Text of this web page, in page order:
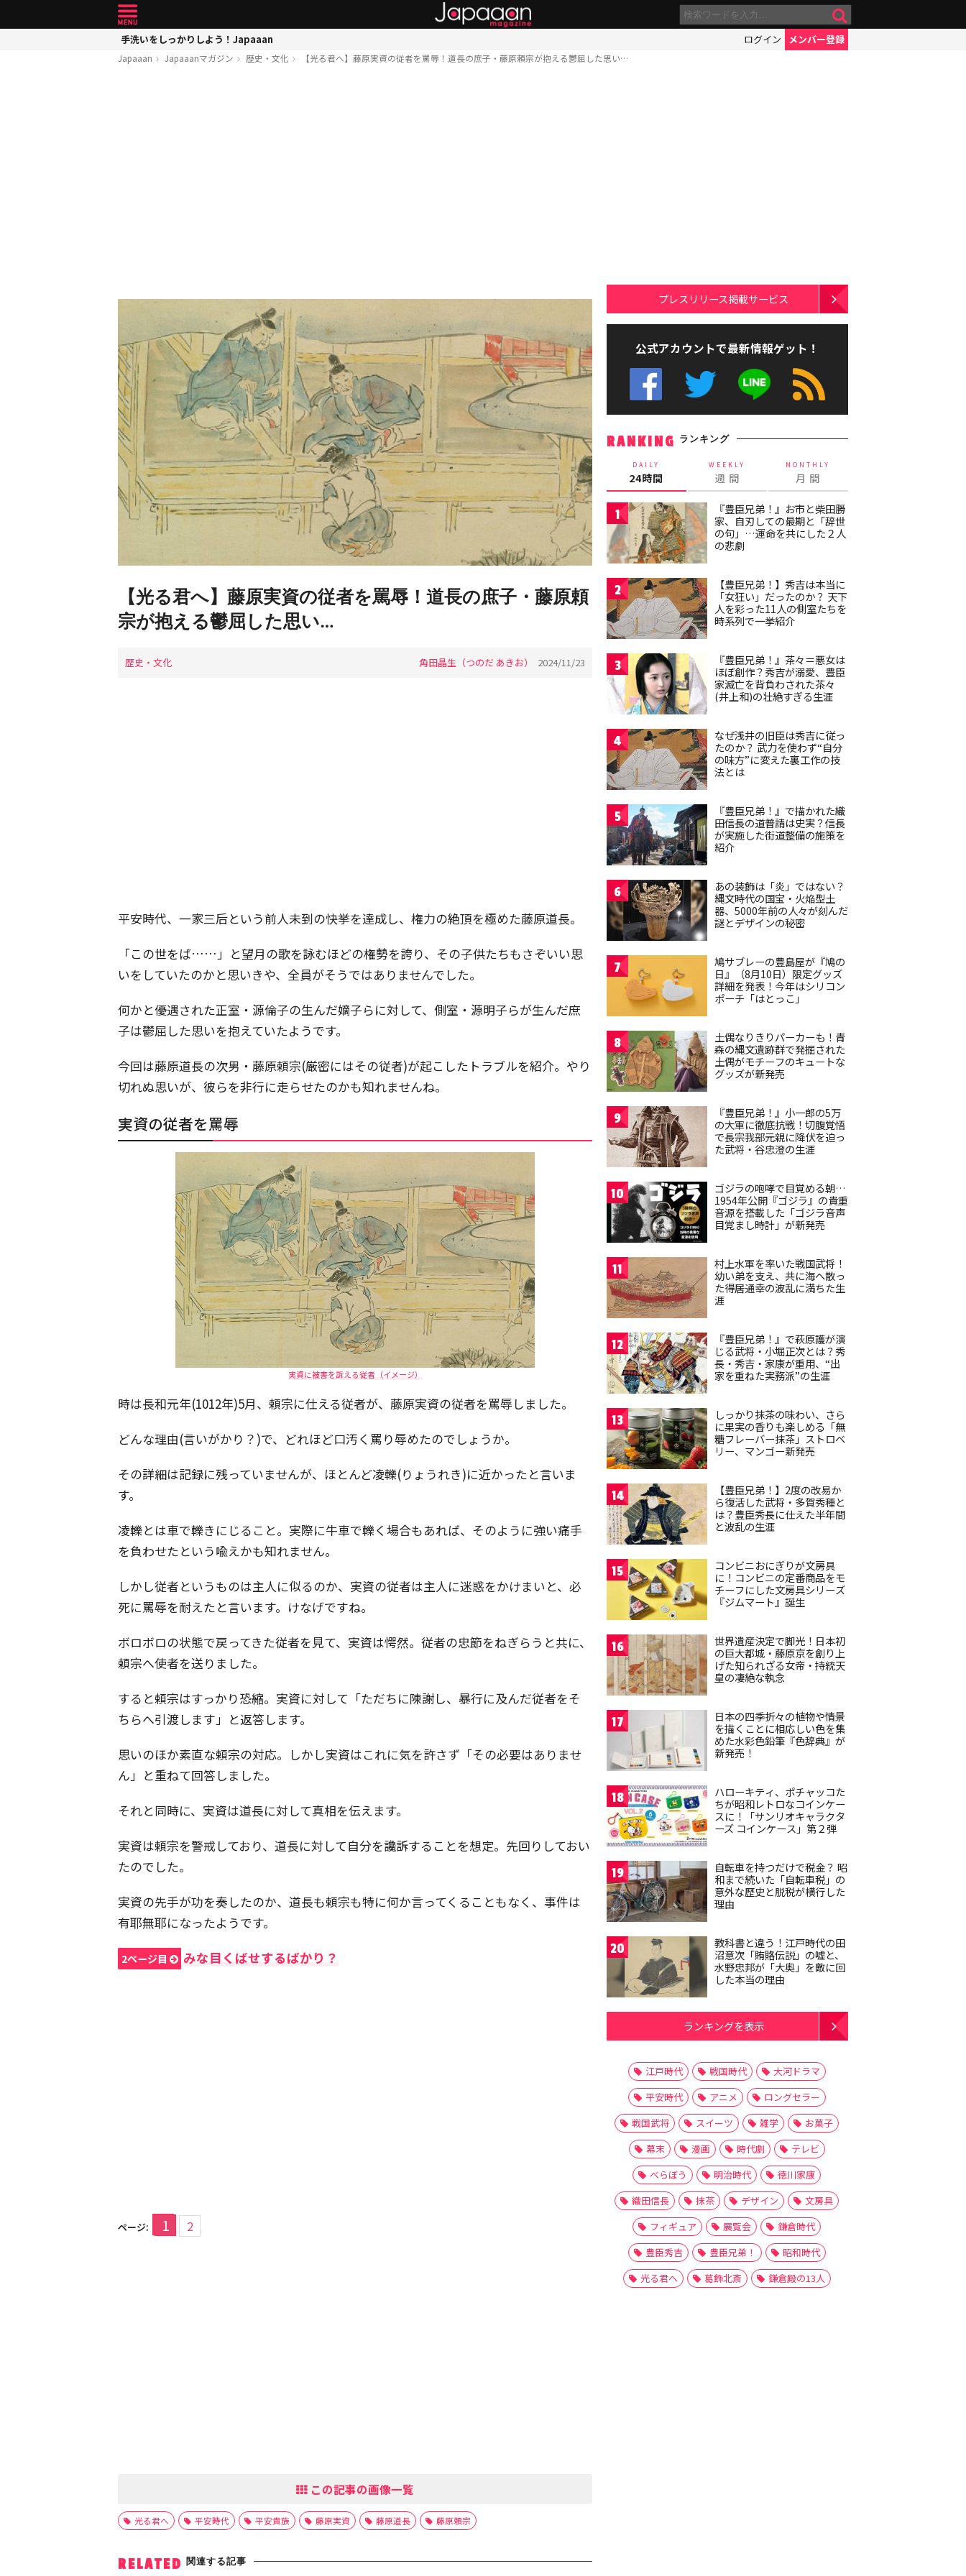
手洗いをしっかりしよう！Japaaan ログイン メンバー登録
Japaaan Japaaanマガジン 歴史・文化 【光る君へ】藤原実資の従者を罵辱！道長の庶子・藤原頼宗が抱える鬱屈した思い…
【光る君へ】藤原実資の従者を罵辱！道長の庶子・藤原頼
宗が抱える鬱屈した思い…
歴史・文化 角田晶生（つのだ あきお） 2024/11/23
平安時代、一家三后という前人未到の快挙を達成し、権力の絶頂を極めた藤原道長。
「この世をば……」と望月の歌を詠むほどの権勢を誇り、その子供たちもさぞいい思
いをしていたのかと思いきや、全員がそうではありませんでした。
何かと優遇された正室・源倫子の生んだ嫡子らに対して、側室・源明子らが生んだ庶
子は鬱屈した思いを抱えていたようです。
今回は藤原道長の次男・藤原頼宗(厳密にはその従者)が起こしたトラブルを紹介。やり
切れぬ思いが、彼らを非行に走らせたのかも知れませんね。
実資の従者を罵辱
実資に被害を訴える従者（イメージ）
時は長和元年(1012年)5月、頼宗に仕える従者が、藤原実資の従者を罵辱しました。
どんな理由(言いがかり？)で、どれほど口汚く罵り辱めたのでしょうか。
その詳細は記録に残っていませんが、ほとんど凌轢(りょうれき)に近かったと言いま
す。
凌轢とは車で轢きにじること。実際に牛車で轢く場合もあれば、そのように強い痛手
を負わせたという喩えかも知れません。
しかし従者というものは主人に似るのか、実資の従者は主人に迷惑をかけまいと、必
死に罵辱を耐えたと言います。けなげですね。
ボロボロの状態で戻ってきた従者を見て、実資は愕然。従者の忠節をねぎらうと共に、
頼宗へ使者を送りました。
すると頼宗はすっかり恐縮。実資に対して「ただちに陳謝し、暴行に及んだ従者をそ
ちらへ引渡します」と返答します。
思いのほか素直な頼宗の対応。しかし実資はこれに気を許さず「その必要はありませ
ん」と重ねて回答しました。
それと同時に、実資は道長に対して真相を伝えます。
実資は頼宗を警戒しており、道長に対して自分を讒訴することを想定。先回りしておい
たのでした。
実資の先手が功を奏したのか、道長も頼宗も特に何か言ってくることもなく、事件は
有耶無耶になったようです。
2ページ目 みな目くばせするばかり？
ページ: 1 2
この記事の画像一覧
光る君へ 平安時代 平安貴族 藤原実資 藤原道長 藤原頼宗
RELATED 関連する記事
プレスリリース掲載サービス
公式アカウントで最新情報ゲット！
RANKING ランキング
DAILY
24時間
WEEKLY
週 間
MONTHLY
月 間
1
『豊臣兄弟！』お市と柴田勝
家、自刃しての最期と「辞世
の句」…運命を共にした２人
の悲劇
2
【豊臣兄弟！】秀吉は本当に
「女狂い」だったのか？ 天下
人を彩った11人の側室たちを
時系列で一挙紹介
3
『豊臣兄弟！』茶々＝悪女は
ほぼ創作？秀吉が溺愛、豊臣
家滅亡を背負わされた茶々
(井上和)の壮絶すぎる生涯
4
なぜ浅井の旧臣は秀吉に従っ
たのか？ 武力を使わず“自分
の味方”に変えた裏工作の技
法とは
5
『豊臣兄弟！』で描かれた織
田信長の道普請は史実？信長
が実施した街道整備の施策を
紹介
6
あの装飾は「炎」ではない？
縄文時代の国宝・火焔型土
器、5000年前の人々が刻んだ
謎とデザインの秘密
7
鳩サブレーの豊島屋が『鳩の
日』（8月10日）限定グッズ
詳細を発表！今年はシリコン
ポーチ「はとっこ」
8
土偶なりきりパーカーも！青
森の縄文遺跡群で発掘された
土偶がモチーフのキュートな
グッズが新発売
9
『豊臣兄弟！』小一郎の5万
の大軍に徹底抗戦！切腹覚悟
で長宗我部元親に降伏を迫っ
た武将・谷忠澄の生涯
10
ゴジラの咆哮で目覚める朝…
1954年公開『ゴジラ』の貴重
音源を搭載した「ゴジラ音声
目覚まし時計」が新発売
11
村上水軍を率いた戦国武将！
幼い弟を支え、共に海へ散っ
た得居通幸の波乱に満ちた生
涯
12
『豊臣兄弟！』で萩原護が演
じる武将・小堀正次とは？秀
長・秀吉・家康が重用、“出
家を重ねた実務派”の生涯
13
しっかり抹茶の味わい、さら
に果実の香りも楽しめる「無
糖フレーバー抹茶」ストロベ
リー、マンゴー新発売
14
【豊臣兄弟！】2度の改易か
ら復活した武将・多賀秀種と
は？豊臣秀長に仕えた半年間
と波乱の生涯
15
コンビニおにぎりが文房具
に！コンビニの定番商品をモ
チーフにした文房具シリーズ
『ジムマート』誕生
16
世界遺産決定で脚光！日本初
の巨大都城・藤原京を創り上
げた知られざる女帝・持統天
皇の凄絶な執念
17
日本の四季折々の植物や情景
を描くことに相応しい色を集
めた水彩色鉛筆『色辞典』が
新発売！
18
ハローキティ、ポチャッコた
ちが昭和レトロなコインケー
スに！「サンリオキャラクタ
ーズ コインケース」第２弾
19
自転車を持つだけで税金？ 昭
和まで続いた「自転車税」の
意外な歴史と脱税が横行した
理由
20
教科書と違う！江戸時代の田
沼意次「賄賂伝説」の嘘と、
水野忠邦が「大奥」を敵に回
した本当の理由
ランキングを表示
江戸時代 戦国時代
大河ドラマ
平安時代
アニメ
ロングセラー
戦国武将
スイーツ 雑学
お菓子
幕末
漫画 時代劇
テレビ
べらぼう
明治時代
徳川家康
織田信長
抹茶 デザイン
文房具
フィギュア
展覧会
鎌倉時代
豊臣秀吉
豊臣兄弟！
昭和時代
光る君へ
葛飾北斎 鎌倉殿の13人